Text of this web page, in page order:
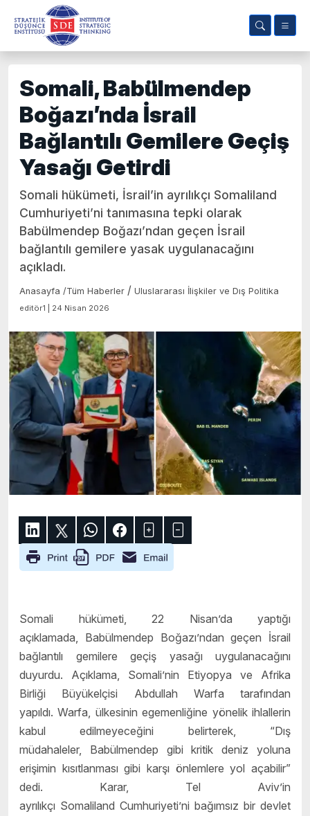
Somali, Babülmendep
Boğazı’nda İsrail
Bağlantılı Gemilere Geçiş
Yasağı Getirdi
Somali hükümeti, İsrail’in ayrılıkçı Somaliland
Cumhuriyeti’ni tanımasına tepki olarak
Babülmendep Boğazı’ndan geçen İsrail
bağlantılı gemilere yasak uygulanacağını
açıkladı.
Anasayfa /Tüm Haberler / Uluslararası İlişkiler ve Dış Politika
editör1 | 24 Nisan 2026
Somali hükümeti, 22 Nisan’da yaptığı
açıklamada, Babülmendep Boğazı’ndan geçen İsrail
bağlantılı gemilere geçiş yasağı uygulanacağını
duyurdu. Açıklama, Somali’nin Etiyopya ve Afrika
Birliği Büyükelçisi Abdullah Warfa tarafından
yapıldı. Warfa, ülkesinin egemenliğine yönelik ihlallerin
kabul edilmeyeceğini belirterek, “Dış
müdahaleler, Babülmendep gibi kritik deniz yoluna
erişimin kısıtlanması gibi karşı önlemlere yol açabilir”
dedi. Karar, Tel Aviv’in
ayrılıkçı Somaliland Cumhuriyeti’ni bağımsız bir devlet